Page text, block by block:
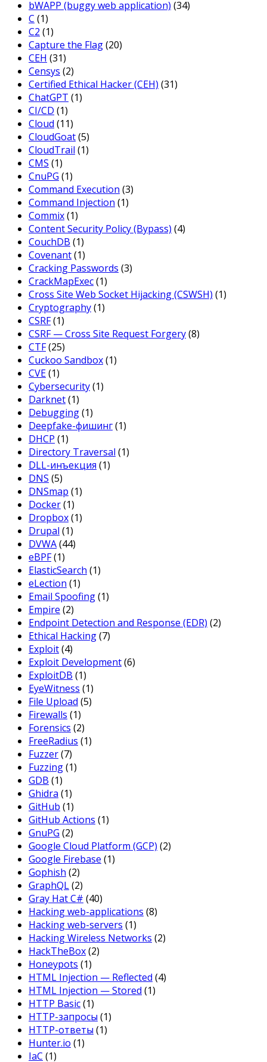
bWAPP (buggy web application) (34)
C (1)
C2 (1)
Capture the Flag(20)
CEH (31)
Censys (2)
Certified Ethical Hacker (CEH) (31)
ChatGPT (1)
CI/CD (1)
Cloud (11)
CloudGoat(5)
CloudTrail (1)
CMS (1)
CnuPG (1)
Command Execution (3)
Command Injection (1)
Commix(1)
Content Security Policy (Bypass) (4)
CouchDB (1)
Covenant(1)
Cracking Passwords (3)
CrackMapExec(1)
Cross Site Web Socket Hijacking (CSWSH) (1)
Cryptography(1)
CSRF(1)
CSRF — Cross Site Request Forgery(8)
CTF(25)
Cuckoo Sandbox(1)
CVE(1)
Cybersecurity(1)
Darknet(1)
Debugging(1)
Deepfake-фишинг(1)
DHCP (1)
Directory Traversal (1)
DLL-инъекция (1)
DNS (5)
DNSmap (1)
Docker(1)
Dropbox(1)
Drupal (1)
DVWA(44)
eBPF(1)
ElasticSearch (1)
eLection (1)
Email Spoofing(1)
Empire (2)
Endpoint Detection and Response (EDR) (2)
Ethical Hacking(7)
Exploit(4)
Exploit Development(6)
ExploitDB (1)
EyeWitness (1)
File Upload (5)
Firewalls (1)
Forensics (2)
FreeRadius (1)
Fuzzer(7)
Fuzzing(1)
GDB (1)
Ghidra (1)
GitHub (1)
GitHub Actions (1)
GnuPG (2)
Google Cloud Platform (GCP) (2)
Google Firebase (1)
Gophish (2)
GraphQL(2)
Gray Hat C# (40)
Hacking web-applications (8)
Hacking web-servers (1)
Hacking Wireless Networks (2)
HackTheBox(2)
Honeypots (1)
HTML Injection — Reflected (4)
HTML Injection — Stored (1)
HTTP Basic(1)
HTTP-запросы (1)
HTTP-ответы (1)
Hunter.io (1)
IaC (1)